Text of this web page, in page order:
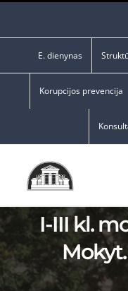
E. dienynas
Korupcijos prevencija
I-III kl.